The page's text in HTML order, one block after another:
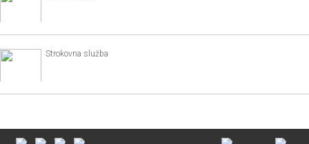
Strokovna služba